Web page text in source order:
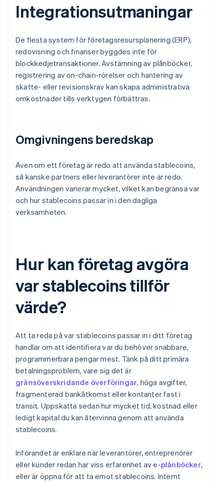
Integrationsutmaningar
De flesta system för företagsresursplanering (ERP),
redovisning och finanser byggdes inte för
blockkedjetransaktioner. Avstämning av plånböcker,
registrering av on-chain-rörelser och hantering av
skatte- eller revisionskrav kan skapa administrativa
omkostnader tills verktygen förbättras.
Omgivningens beredskap
Även om ett företag är redo att använda stablecoins,
så kanske partners eller leverantörer inte är redo.
Användningen varierar mycket, vilket kan begränsa var
och hur stablecoins passar in i den dagliga
verksamheten.
Hur kan företag avgöra
var stablecoins tillför
värde?
Att ta reda på var stablecoins passar in i ditt företag
handlar om att identifiera var du behöver snabbare,
programmerbara pengar mest. Tänk på ditt primära
betalningsproblem, vare sig det är
gränsöverskridande överföringar, höga avgifter,
fragmenterad bankåtkomst eller kontanter fast i
transit. Uppskatta sedan hur mycket tid, kostnad eller
ledigt kapital du kan återvinna genom att använda
stablecoins.
Införandet är enklare när leverantörer, entreprenörer
eller kunder redan har viss erfarenhet av e-plånböcker,
eller är öppna för att ta emot stablecoins. Internt